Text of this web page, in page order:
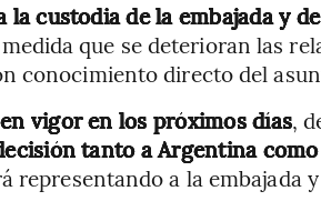
custodia de la embajada y
que se deterioran las
conocimiento directo del
vigor en los próximos días,
tanto a Argentina como
representando a la embajada